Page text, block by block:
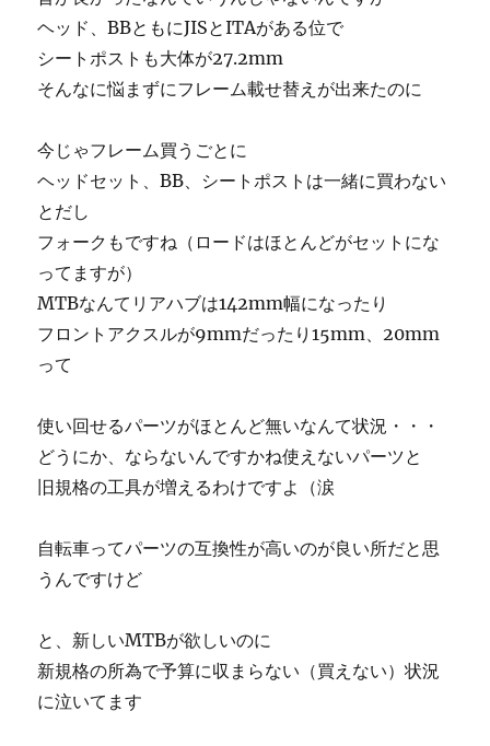
ヘッド、BBともにJISとITAがある位で
シートポストも大体が27.2mm
そんなに悩まずにフレーム載せ替えが出来たのに
今じゃフレーム買うごとに
ヘッドセット、BB、シートポストは一緒に買わない
とだし
フォークもですね（ロードはほとんどがセットにな
ってますが）
MTBなんてリアハブは142mm幅になったり
フロントアクスルが9mmだったり15mm、20mm
って
使い回せるパーツがほとんど無いなんて状況・・・
どうにか、ならないんですかね使えないパーツと
旧規格の工具が増えるわけですよ（涙
自転車ってパーツの互換性が高いのが良い所だと思
うんですけど
と、新しいMTBが欲しいのに
新規格の所為で予算に収まらない（買えない）状況
に泣いてます